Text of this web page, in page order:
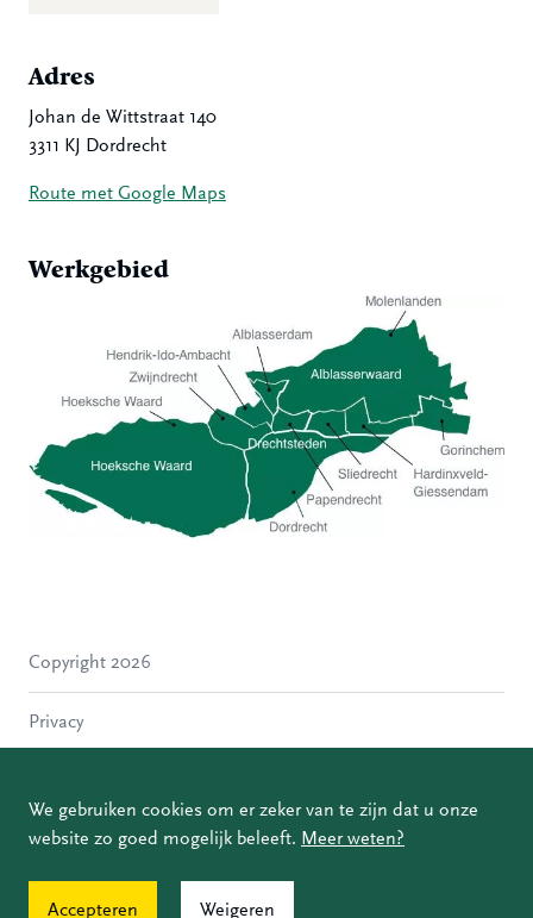
We gebruiken cookies om er zeker van te zijn dat u onze
website zo goed mogelijk beleeft. Meer weten?
Accepteren Weigeren
Adres
Johan de Wittstraat 140
3311 KJ Dordrecht
Route met Google Maps
Werkgebied
Molenlanden
Papendrecht
Gorinchem
Copyright 2026
Privacy
Coordinated Vulnerability Disclosure